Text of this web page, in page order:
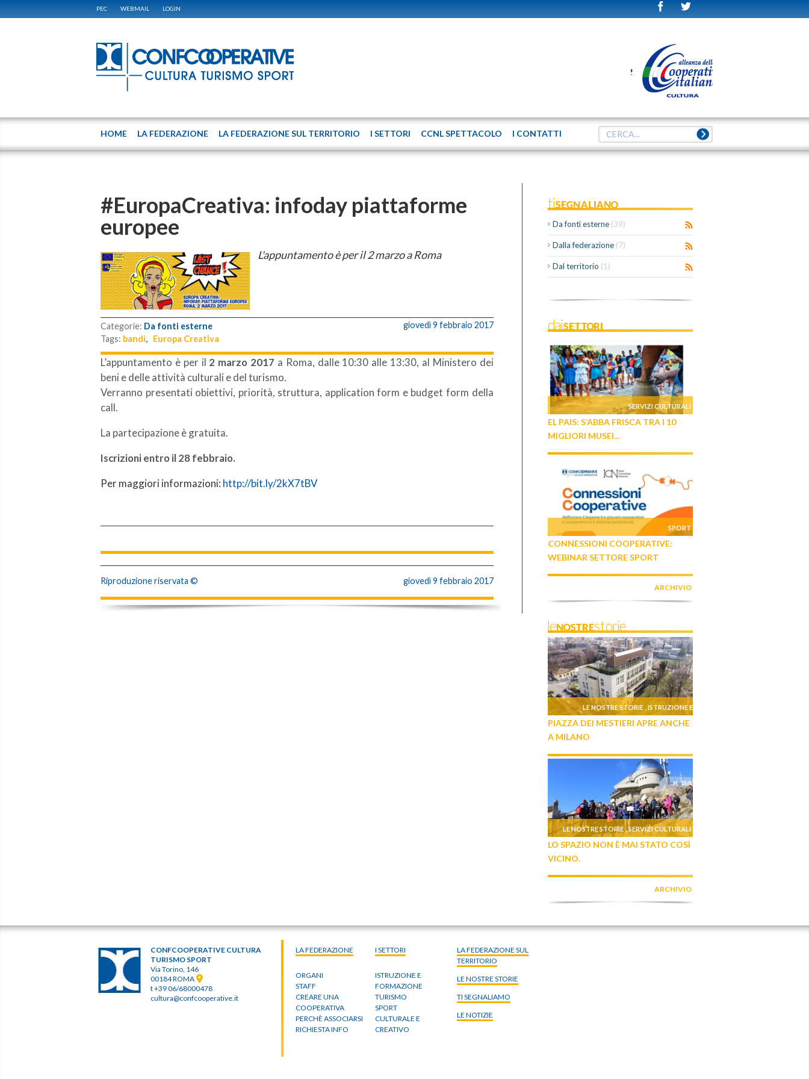
PEC WEBMAIL LOGIN
HOME LA FEDERAZIONE LA FEDERAZIONE SUL TERRITORIO I SETTORI CCNL SPETTACOLO I CONTATTI
#EuropaCreativa: infoday piattaforme
europee
L'appuntamento è per il 2 marzo a Roma
giovedì 9 febbraio 2017
Categorie: Da fonti esterne
Tags: bandi, Europa Creativa
L’appuntamento è per il 2 marzo 2017 a Roma, dalle 10:30 alle 13:30, al Ministero dei
beni e delle attività culturali e del turismo.
Verranno presentati obiettivi, priorità, struttura, application form e budget form della
call.
La partecipazione è gratuita.
Iscrizioni entro il 28 febbraio.
Per maggiori informazioni: http://bit.ly/2kX7tBV
Riproduzione riservata © giovedì 9 febbraio 2017
tiSEGNALIANO
Da fonti esterne (39)
Dalla federazione (7)
Dal territorio (1)
daiSETTORI
SERVIZI CULTURALI
EL PAIS: S’ABBA FRISCA TRA I 10
MIGLIORI MUSEI...
SPORT
CONNESSIONI COOPERATIVE:
WEBINAR SETTORE SPORT
ARCHIVIO
leNOSTREstorie
LE NOSTRE STORIE ISTRUZIONE E
FORMAZIONE
PIAZZA DEI MESTIERI APRE ANCHE
A MILANO
LE NOSTRE STORIE ,SERVIZI CULTURALI
LO SPAZIO NON È MAI STATO COSÌ
VICINO.
ARCHIVIO
LA FEDERAZIONE
ORGANI
STAFF
CREARE UNA
COOPERATIVA
PERCHÈ ASSOCIARSI
RICHIESTA INFO
LA FEDERAZIONE SUL
TERRITORIO
I SETTORI
ISTRUZIONE E
FORMAZIONE
TURISMO
SPORT
CULTURALE E
CREATIVO
LE NOSTRE STORIE
TI SEGNALIAMO
LE NOTIZIE
CONFCOOPERATIVE CULTURA
TURISMO SPORT
Via Torino, 146
00184 ROMA
t +39 06/68000478
cultura@confcooperative.it